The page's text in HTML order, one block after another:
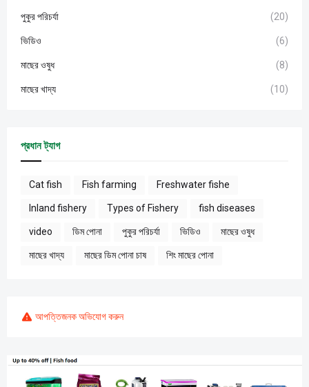
পুকুর পরিচর্যা (20)
ভিডিও (6)
মাছের ওষুধ (8)
মাছের খাদ্য (10)
প্রধান ট্যাগ
Cat fish Fish farming Freshwater fishe
Inland fishery Types of Fishery fish diseases
video ডিম পোনা পুকুর পরিচর্যা ভিডিও মাছের ওষুধ
মাছের খাদ্য মাছের ডিম পোনা চাষ শিং মাছের পোনা
আপত্তিজনক অভিযোগ করুন